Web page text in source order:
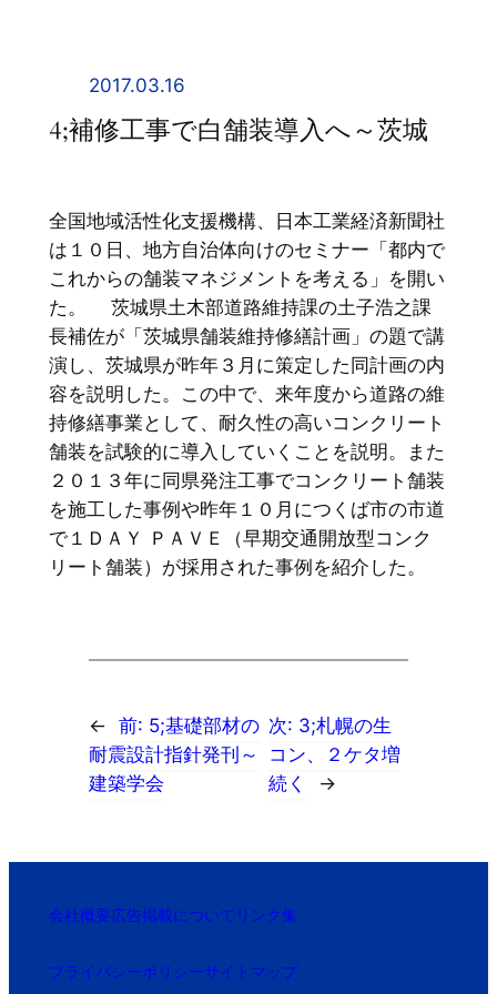
2017.03.16
4;補修工事で白舗装導入へ～茨城
全国地域活性化支援機構、日本工業経済新聞社
は１０日、地方自治体向けのセミナー「都内で
これからの舗装マネジメントを考える」を開い
た。 茨城県土木部道路維持課の土子浩之課
長補佐が「茨城県舗装維持修繕計画」の題で講
演し、茨城県が昨年３月に策定した同計画の内
容を説明した。この中で、来年度から道路の維
持修繕事業として、耐久性の高いコンクリート
舗装を試験的に導入していくことを説明。また
２０１３年に同県発注工事でコンクリート舗装
を施工した事例や昨年１０月につくば市の市道
で１ＤＡＹ ＰＡＶＥ（早期交通開放型コンク
リート舗装）が採用された事例を紹介した。
← 前: 5;基礎部材の
耐震設計指針発刊～
建築学会
次: 3;札幌の生
コン、２ケタ増
続く
→
会社概要広告掲載について リンク集
プライバシーポリシーサイトマップ